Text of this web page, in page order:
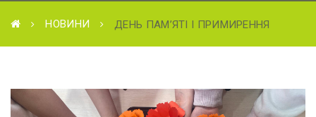
НОВИНИ ДЕНЬ ПАМ’ЯТІ І ПРИМИРЕННЯ